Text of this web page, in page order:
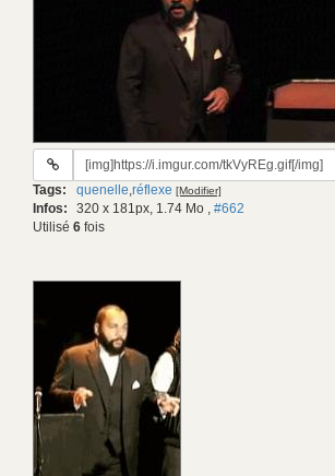
URL
gif:
Tags: quenelle,réflexe [Modifier]
Infos: 320 x 181px, 1.74 Mo , #662
Utilisé 6 fois